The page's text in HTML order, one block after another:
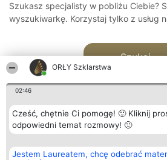
ORŁY Szklarstwa
02:46
Cześć, chętnie Ci pomogę! 🙂 Kliknij
odpowiedni temat rozmowy! 🙂
Jestem Laureatem, chcę odebrać
Szukasz specjalisty w pobliżu Ciebie?
wyszukiwarkę. Korzystaj tylko z usług
Szukaj
Organizator plebiscytu
Bright Side Solutions sp. z o.
Plebiscyt
Laureaci